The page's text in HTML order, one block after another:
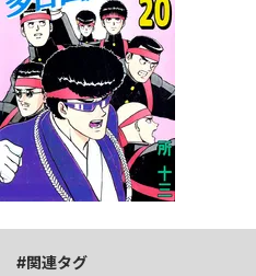
関連タグ